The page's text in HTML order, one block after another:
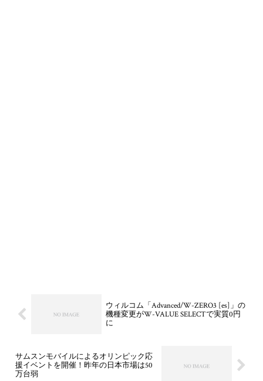
ウィルコム「Advanced/W-ZERO3 [es]」の
機種変更がW-VALUE SELECTで実質0円
に
サムスンモバイルによるオリンピック応
援イベントを開催！昨年の日本市場は50
万台弱